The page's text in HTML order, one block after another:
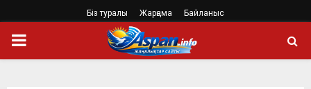
Біз туралы Жарңама Байланыс
PRIMARY